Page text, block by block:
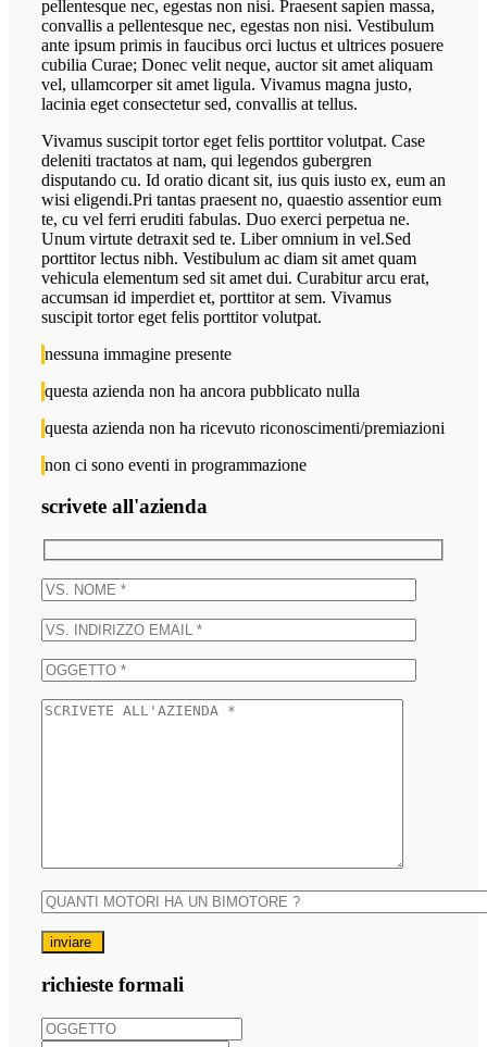
pellentesque nec, egestas non nisi. Praesent sapien massa,
convallis a pellentesque nec, egestas non nisi. Vestibulum
ante ipsum primis in faucibus orci luctus et ultrices posuere
cubilia Curae; Donec velit neque, auctor sit amet aliquam
vel, ullamcorper sit amet ligula. Vivamus magna justo,
lacinia eget consectetur sed, convallis at tellus.
Vivamus suscipit tortor eget felis porttitor volutpat. Case
deleniti tractatos at nam, qui legendos gubergren
disputando cu. Id oratio dicant sit, ius quis iusto ex, eum an
wisi eligendi.Pri tantas praesent no, quaestio assentior eum
te, cu vel ferri eruditi fabulas. Duo exerci perpetua ne.
Unum virtute detraxit sed te. Liber omnium in vel.Sed
porttitor lectus nibh. Vestibulum ac diam sit amet quam
vehicula elementum sed sit amet dui. Curabitur arcu erat,
accumsan id imperdiet et, porttitor at sem. Vivamus
suscipit tortor eget felis porttitor volutpat.
nessuna immagine presente
questa azienda non ha ancora pubblicato nulla
questa azienda non ha ricevuto riconoscimenti/premiazioni
non ci sono eventi in programmazione
scrivete all'azienda
inviare
richieste formali